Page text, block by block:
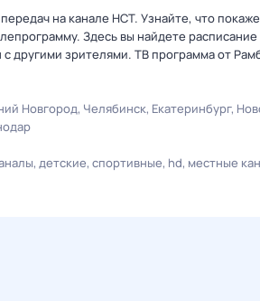
на канале НСТ. Узнайте, что
Здесь вы найдете
другими зрителями. ТВ программа от
Новгород Челябинск Екатеринбург
детские спортивные hd местные